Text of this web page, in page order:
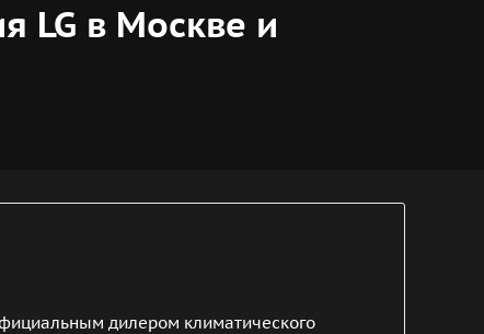
LG в Москве и
дилером климатического